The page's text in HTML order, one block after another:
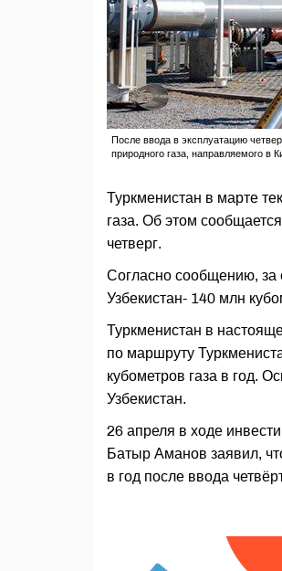
После ввода в эксплуатацию
природного газа, направляемого в
Туркменистан в марте
газа. Об этом
четверг.
Согласно сообщению, за
Узбекистан- 140 млн
Туркменистан в
по маршруту
кубометров газа в год.
Узбекистан.
26 апреля в ходе
Батыр Аманов заявил,
в год после ввода